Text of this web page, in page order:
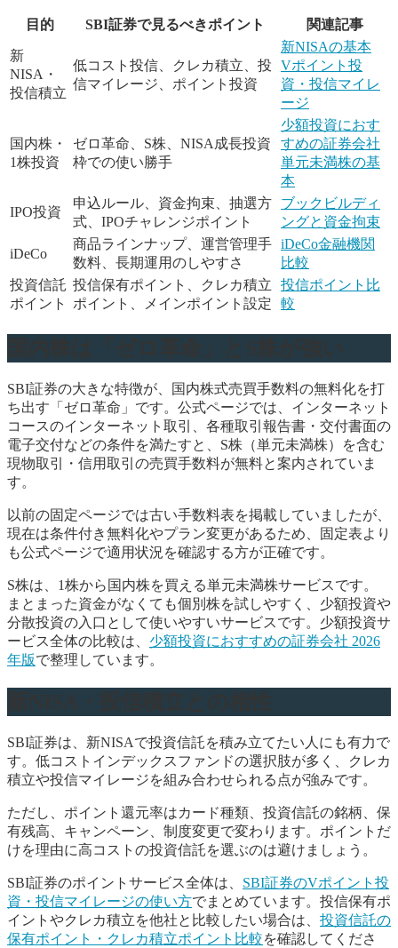
目的 SBI証券で見るべきポイント 関連記事
新
NISA・
投信積立
低コスト投信、クレカ積立、投
信マイレージ、ポイント投資
新NISAの基本
Vポイント投
資・投信マイレ
ージ
国内株・
1株投資
ゼロ革命、S株、NISA成長投資
枠での使い勝手
少額投資におす
すめの証券会社
単元未満株の基
本
IPO投資
申込ルール、資金拘束、抽選方
式、IPOチャレンジポイント
ブックビルディ
ングと資金拘束
iDeCo
商品ラインナップ、運営管理手
数料、長期運用のしやすさ
iDeCo金融機関
比較
投資信託
ポイント
投信保有ポイント、クレカ積立
ポイント、メインポイント設定
投信ポイント比
較
SBI証券の大きな特徴が、国内株式売買手数料の無料化を打
ち出す「ゼロ革命」です。公式ページでは、インターネット
コースのインターネット取引、各種取引報告書・交付書面の
電子交付などの条件を満たすと、S株（単元未満株）を含む
現物取引・信用取引の売買手数料が無料と案内されていま
す。
以前の固定ページでは古い手数料表を掲載していましたが、
現在は条件付き無料化やプラン変更があるため、固定表より
も公式ページで適用状況を確認する方が正確です。
S株は、1株から国内株を買える単元未満株サービスです。
まとまった資金がなくても個別株を試しやすく、少額投資や
分散投資の入口として使いやすいサービスです。少額投資サ
ービス全体の比較は、 少額投資におすすめの証券会社 2026
年版で整理しています。
SBI証券は、新NISAで投資信託を積み立てたい人にも有力で
す。低コストインデックスファンドの選択肢が多く、クレカ
積立や投信マイレージを組み合わせられる点が強みです。
ただし、ポイント還元率はカード種類、投資信託の銘柄、保
有残高、キャンペーン、制度変更で変わります。ポイントだ
けを理由に高コストの投資信託を選ぶのは避けましょう。
SBI証券のポイントサービス全体は、 SBI証券のVポイント投
資・投信マイレージの使い方でまとめています。投信保有ポ
イントやクレカ積立を他社と比較したい場合は、 投資信託の
保有ポイント・クレカ積立ポイント比較を確認してくださ